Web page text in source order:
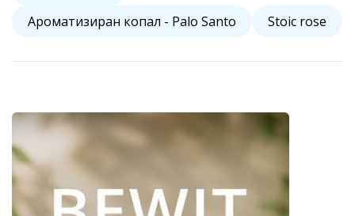
Ароматизиран копал - Palo Santo
Stoic rose